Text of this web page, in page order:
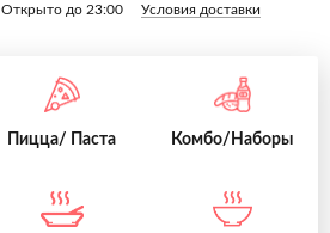
Открыто до 23:00 Условия доставки
Пицца/ Паста Комбо/Наборы